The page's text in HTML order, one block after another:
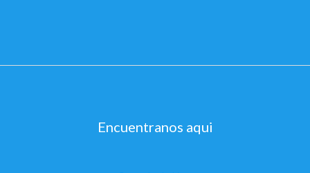
Encuentranos aqui